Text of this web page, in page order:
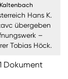
tragen Sie
ein
für
Hans K.
übergeben
–
Tobias Höck.
Dokument